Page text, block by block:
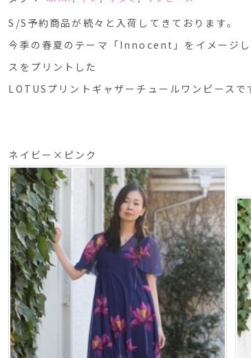
S/S予約商品が続々と入荷してきております。
今季の春夏のテーマ「Innocent」をイメージ
スをプリントした
LOTUSプリントギャザーチュールワンピースで
ネイビー×ピンク